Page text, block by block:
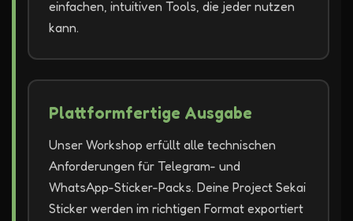
einfachen, intuitiven Tools, die jeder nutzen
kann.
Plattformfertige Ausgabe
Unser Workshop erfüllt alle technischen
Anforderungen für Telegram- und
WhatsApp-Sticker-Packs. Deine Project Sekai
Sticker werden im richtigen Format exportiert